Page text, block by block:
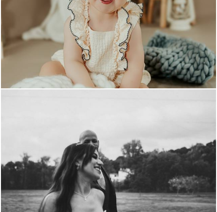
878 0
761 0